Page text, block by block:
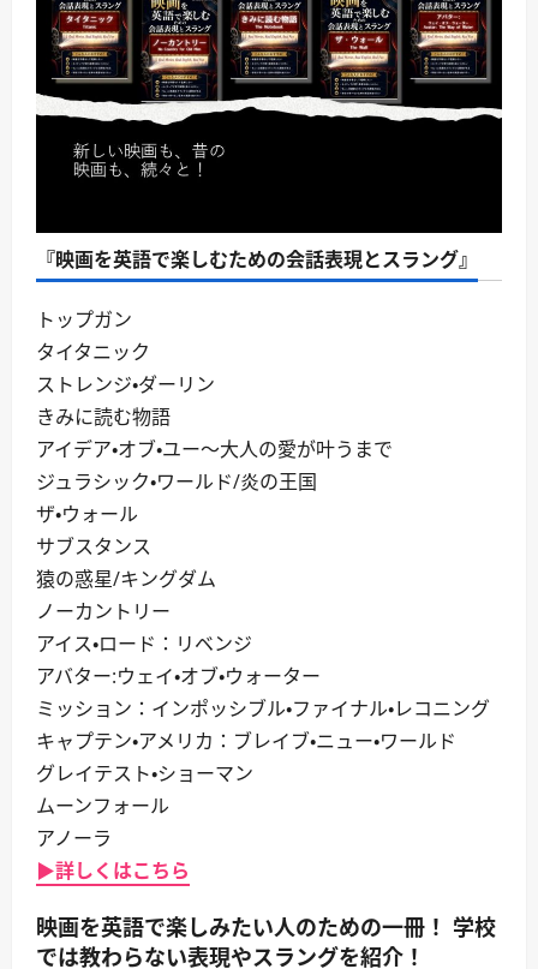
『映画を英語で楽しむための会話表現とスラング』
トップガン
タイタニック
ストレンジ・ダーリン
きみに読む物語
アイデア・オブ・ユー～大人の愛が叶うまで
ジュラシック・ワールド/炎の王国
ザ・ウォール
サブスタンス
猿の惑星/キングダム
ノーカントリー
アイス・ロード：リベンジ
アバター:ウェイ・オブ・ウォーター
ミッション：インポッシブル・ファイナル・レコニング
キャプテン・アメリカ：ブレイブ・ニュー・ワールド
グレイテスト・ショーマン
ムーンフォール
アノーラ
▶詳しくはこちら
映画を英語で楽しみたい人のための一冊！ 学校
では教わらない表現やスラングを紹介！